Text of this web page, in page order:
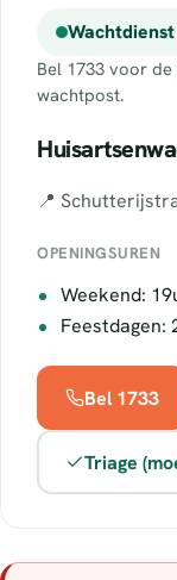
Bel 1733 voor
wachtpost.
📍
OPENINGSUREN
Weekend:
Feestdagen:
Bel 1733
Triage